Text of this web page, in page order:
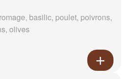
basilic, poulet, poivrons,
olives